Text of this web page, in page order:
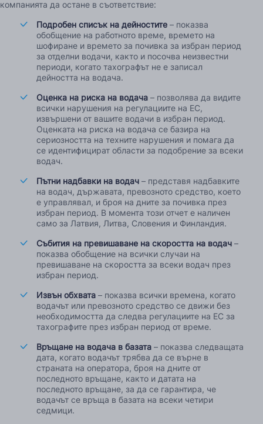
компанията да остане в съответствие:
Подробен списък на дейностите – показва
обобщение на работното време, времето на
шофиране и времето за почивка за избран период
за отделни водачи, както и посочва неизвестни
периоди, когато тахографът не е записал
дейността на водача.
Оценка на риска на водача – позволява да видите
всички нарушения на регулациите на ЕС,
извършени от вашите водачи в избран период.
Оценката на риска на водача се базира на
сериозността на техните нарушения и помага да
се идентифицират области за подобрение за всеки
водач.
Пътни надбавки на водач – представя надбавките
на водач, държавата, превозното средство, което
е управлявал, и броя на дните за почивка през
избран период. В момента този отчет е наличен
само за Латвия, Литва, Словения и Финландия.
Събития на превишаване на скоростта на водач –
показва обобщение на всички случаи на
превишаване на скоростта за всеки водач през
избран период.
Извън обхвата – показва всички времена, когато
водачът или превозното средство се движи без
необходимостта да следва регулациите на ЕС за
тахографите през избран период от време.
Връщане на водача в базата – показва следващата
дата, когато водачът трябва да се върне в
страната на оператора, броя на дните от
последното връщане, както и датата на
последното връщане, за да се гарантира, че
водачът се връща в базата на всеки четири
седмици.